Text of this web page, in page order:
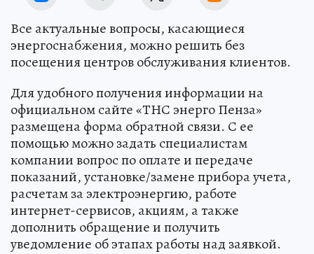
Все актуальные вопросы, касающиеся
энергоснабжения, можно решить без
посещения центров обслуживания клиентов.
Для удобного получения информации на
официальном сайте «ТНС энерго Пенза»
размещена форма обратной связи. С ее
помощью можно задать специалистам
компании вопрос по оплате и передаче
показаний, установке/замене прибора учета,
расчетам за электроэнергию, работе
интернет-сервисов, акциям, а также
дополнить обращение и получить
уведомление об этапах работы над заявкой.